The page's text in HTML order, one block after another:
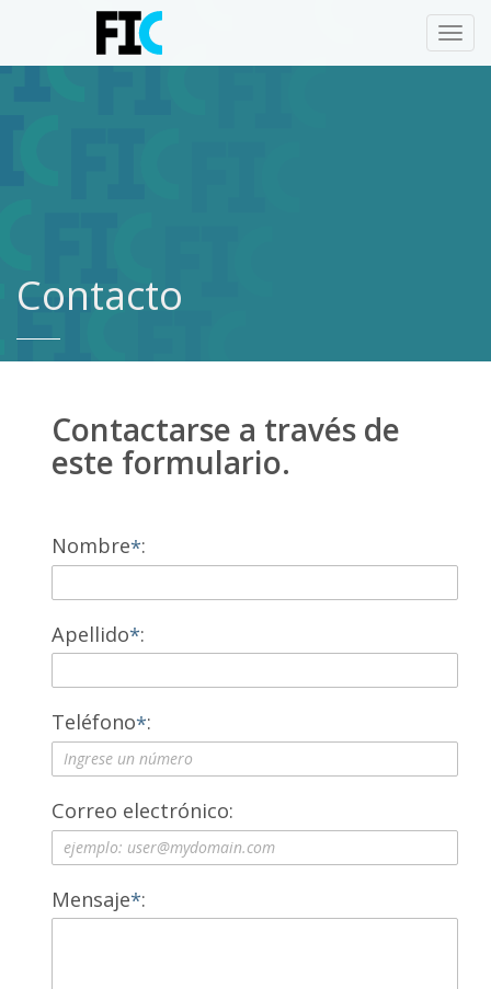
Contacto
Contactarse a través de
este formulario.
Nombre
Apellido
Teléfono
Correo electrónico
Mensaje